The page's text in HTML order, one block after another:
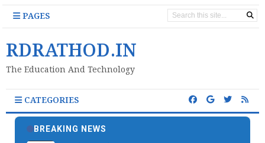
PAGES
RDRATHOD.IN
The Education And Technology
CATEGORIES
BREAKING NEWS